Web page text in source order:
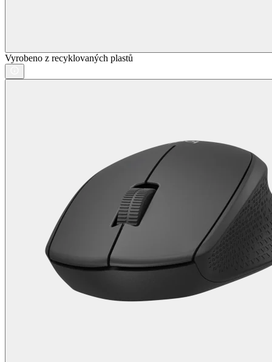
Vyrobeno z recyklovaných plastů